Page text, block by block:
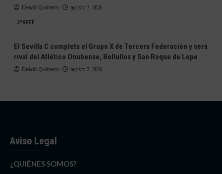
Deivid Quintero agosto 7, 2026
3ªRFEF
El Sevilla C completa el Grupo X de Tercera Federación y será
rival del Atlético Onubense, Bollullos y San Roque de Lepe
Deivid Quintero agosto 7, 2026
Aviso Legal
¿QUIÉNES SOMOS?